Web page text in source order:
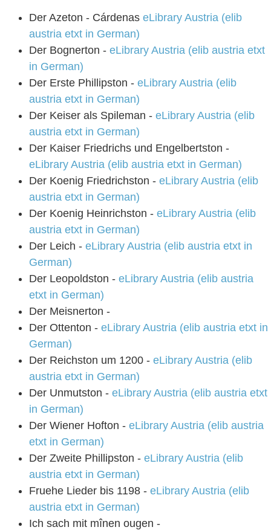
Der Azeton - Cárdenas eLibrary Austria (elib
austria etxt in German)
Der Bognerton - eLibrary Austria (elib austria etxt
in German)
Der Erste Phillipston - eLibrary Austria (elib
austria etxt in German)
Der Keiser als Spileman - eLibrary Austria (elib
austria etxt in German)
Der Kaiser Friedrichs und Engelbertston -
eLibrary Austria (elib austria etxt in German)
Der Koenig Friedrichston - eLibrary Austria (elib
austria etxt in German)
Der Koenig Heinrichston - eLibrary Austria (elib
austria etxt in German)
Der Leich - eLibrary Austria (elib austria etxt in
German)
Der Leopoldston - eLibrary Austria (elib austria
etxt in German)
Der Meisnerton -
Der Ottenton - eLibrary Austria (elib austria etxt in
German)
Der Reichston um 1200 - eLibrary Austria (elib
austria etxt in German)
Der Unmutston - eLibrary Austria (elib austria etxt
in German)
Der Wiener Hofton - eLibrary Austria (elib austria
etxt in German)
Der Zweite Phillipston - eLibrary Austria (elib
austria etxt in German)
Fruehe Lieder bis 1198 - eLibrary Austria (elib
austria etxt in German)
Ich sach mit mînen ougen -